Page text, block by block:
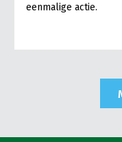
eenmalige actie.